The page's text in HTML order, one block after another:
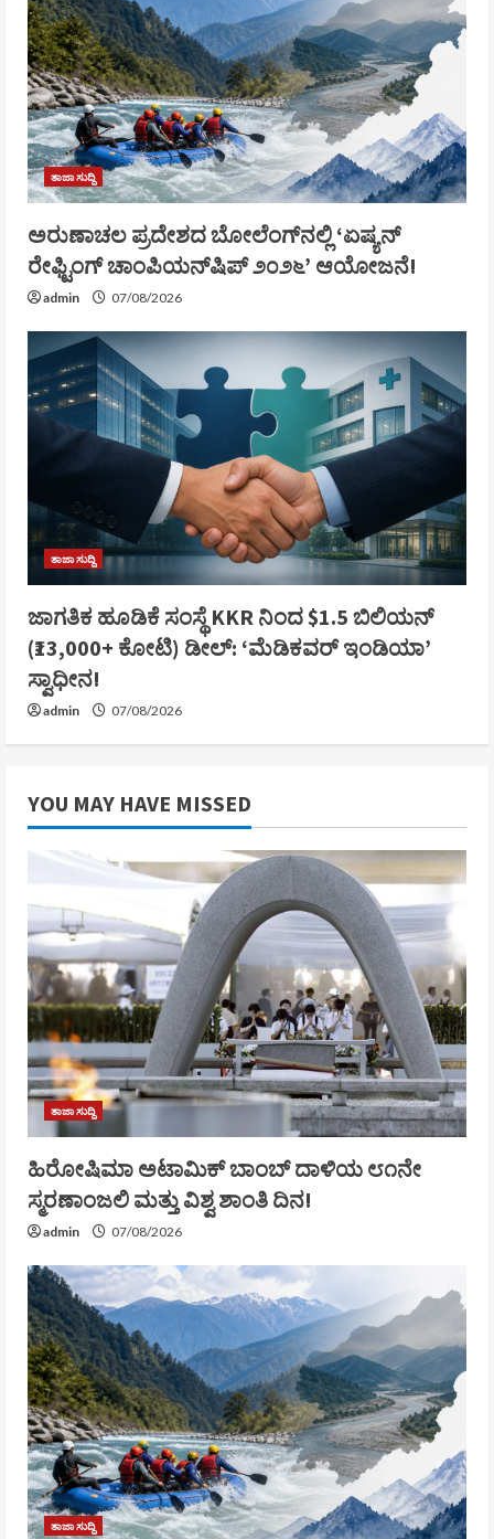
ತಾಜಾ ಸುದ್ದಿ
ಅರುಣಾಚಲ ಪ್ರದೇಶದ ಬೋಲೆಂಗ್‌ನಲ್ಲಿ ‘ಏಷ್ಯನ್
ರೇಫ್ಟಿಂಗ್ ಚಾಂಪಿಯನ್‌ಷಿಪ್ ೨೦೨೬’ ಆಯೋಜನೆ!
admin 07/08/2026
ತಾಜಾ ಸುದ್ದಿ
ಜಾಗತಿಕ ಹೂಡಿಕೆ ಸಂಸ್ಥೆ KKR ನಿಂದ $1.5 ಬಿಲಿಯನ್
(₹13,000+ ಕೋಟಿ) ಡೀಲ್: ‘ಮೆಡಿಕವರ್ ಇಂಡಿಯಾ’
ಸ್ವಾಧೀನ!
admin 07/08/2026
YOU MAY HAVE MISSED
ತಾಜಾ ಸುದ್ದಿ
ಹಿರೋಷಿಮಾ ಅಟಾಮಿಕ್ ಬಾಂಬ್ ದಾಳಿಯ ೮೧ನೇ
ಸ್ಮರಣಾಂಜಲಿ ಮತ್ತು ವಿಶ್ವ ಶಾಂತಿ ದಿನ!
admin 07/08/2026
ತಾಜಾ ಸುದ್ದಿ